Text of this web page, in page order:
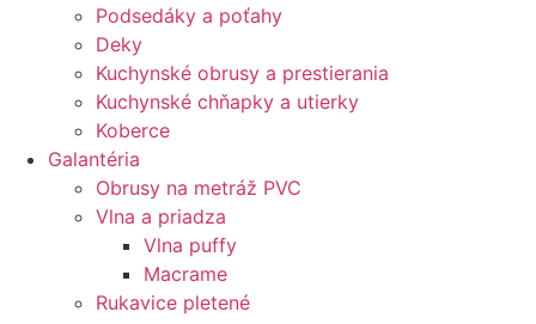
Podsedáky a poťahy
Deky
Kuchynské obrusy a prestierania
Kuchynské chňapky a utierky
Koberce
Galantéria
Obrusy na metráž PVC
Vlna a priadza
Vlna puffy
Macrame
Rukavice pletené